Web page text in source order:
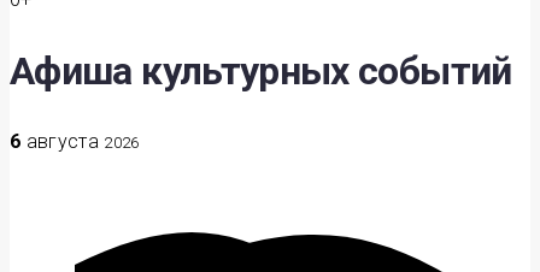
Афиша культурных событий
6 августа 2026